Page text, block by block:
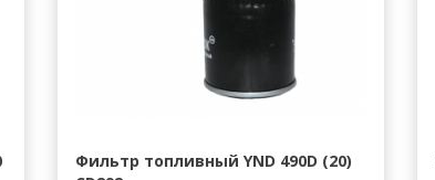
Фильтр топливный YND 490D (20)